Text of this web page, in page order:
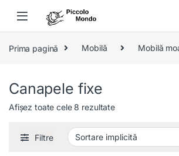
Prima pagină Mobilă Mobilă
Canapele fixe
Afișez toate cele 8 rezultate
Filtre